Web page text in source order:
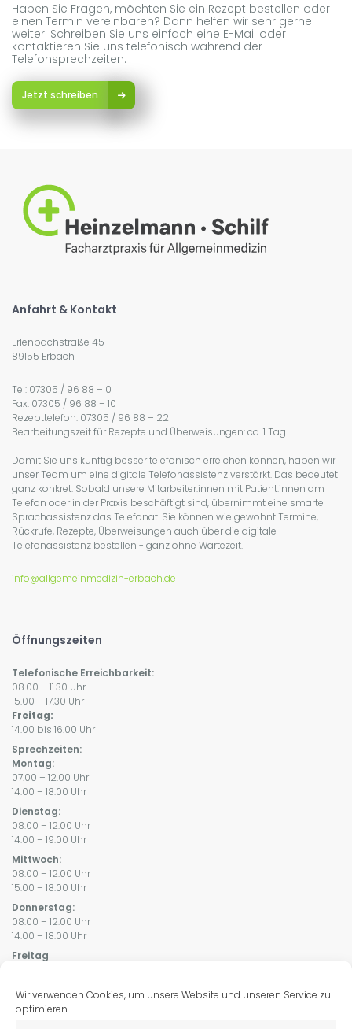
Wir verwenden Cookies, um unsere Website und unseren Service zu
optimieren.
Haben Sie Fragen, möchten Sie ein Rezept bestellen oder
einen Termin vereinbaren? Dann helfen wir sehr gerne
weiter. Schreiben Sie uns einfach eine E-Mail oder
kontaktieren Sie uns telefonisch während der
Telefonsprechzeiten.
Jetzt schreiben
Anfahrt & Kontakt
Erlenbachstraße 45
89155 Erbach
Tel: 07305 / 96 88 – 0
Fax: 07305 / 96 88 – 10
Rezepttelefon: 07305 / 96 88 – 22
Bearbeitungszeit für Rezepte und Überweisungen: ca. 1 Tag
Damit Sie uns künftig besser telefonisch erreichen können, haben wir
unser Team um eine digitale Telefonassistenz verstärkt. Das bedeutet
ganz konkret: Sobald unsere Mitarbeiter:innen mit Patient:innen am
Telefon oder in der Praxis beschäftigt sind, übernimmt eine smarte
Sprachassistenz das Telefonat. Sie können wie gewohnt Termine,
Rückrufe, Rezepte, Überweisungen auch über die digitale
Telefonassistenz bestellen - ganz ohne Wartezeit.
info@allgemeinmedizin-erbach.de
Öffnungszeiten
Telefonische Erreichbarkeit:
08.00 – 11.30 Uhr
15.00 – 17.30 Uhr
Freitag:
14.00 bis 16.00 Uhr
Sprechzeiten:
Montag:
07.00 – 12.00 Uhr
14.00 – 18.00 Uhr
Dienstag:
08.00 – 12.00 Uhr
14.00 – 19.00 Uhr
Mittwoch:
08.00 – 12.00 Uhr
15.00 – 18.00 Uhr
Donnerstag:
08.00 – 12.00 Uhr
14.00 – 18.00 Uhr
Freitag
Leistungen